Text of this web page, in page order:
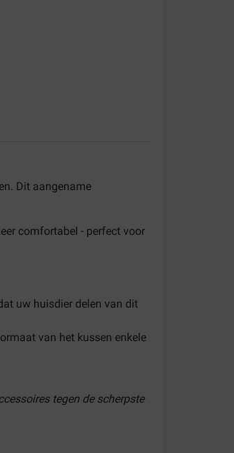
Dit aangename
comfortabel - perfect voor
uw huisdier delen van dit
van het kussen enkele
tegen de scherpste